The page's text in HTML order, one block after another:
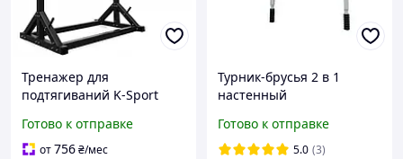
Тренажер для
подтягиваний K-Sport
свободностоящий
стальной до 140 кг
Готово к отправке
от756₴/мес
Турник-брусья 2 в 1
настенный
тренажер для дома и
подтягиваний
Готово к отправке
5.0 (3)